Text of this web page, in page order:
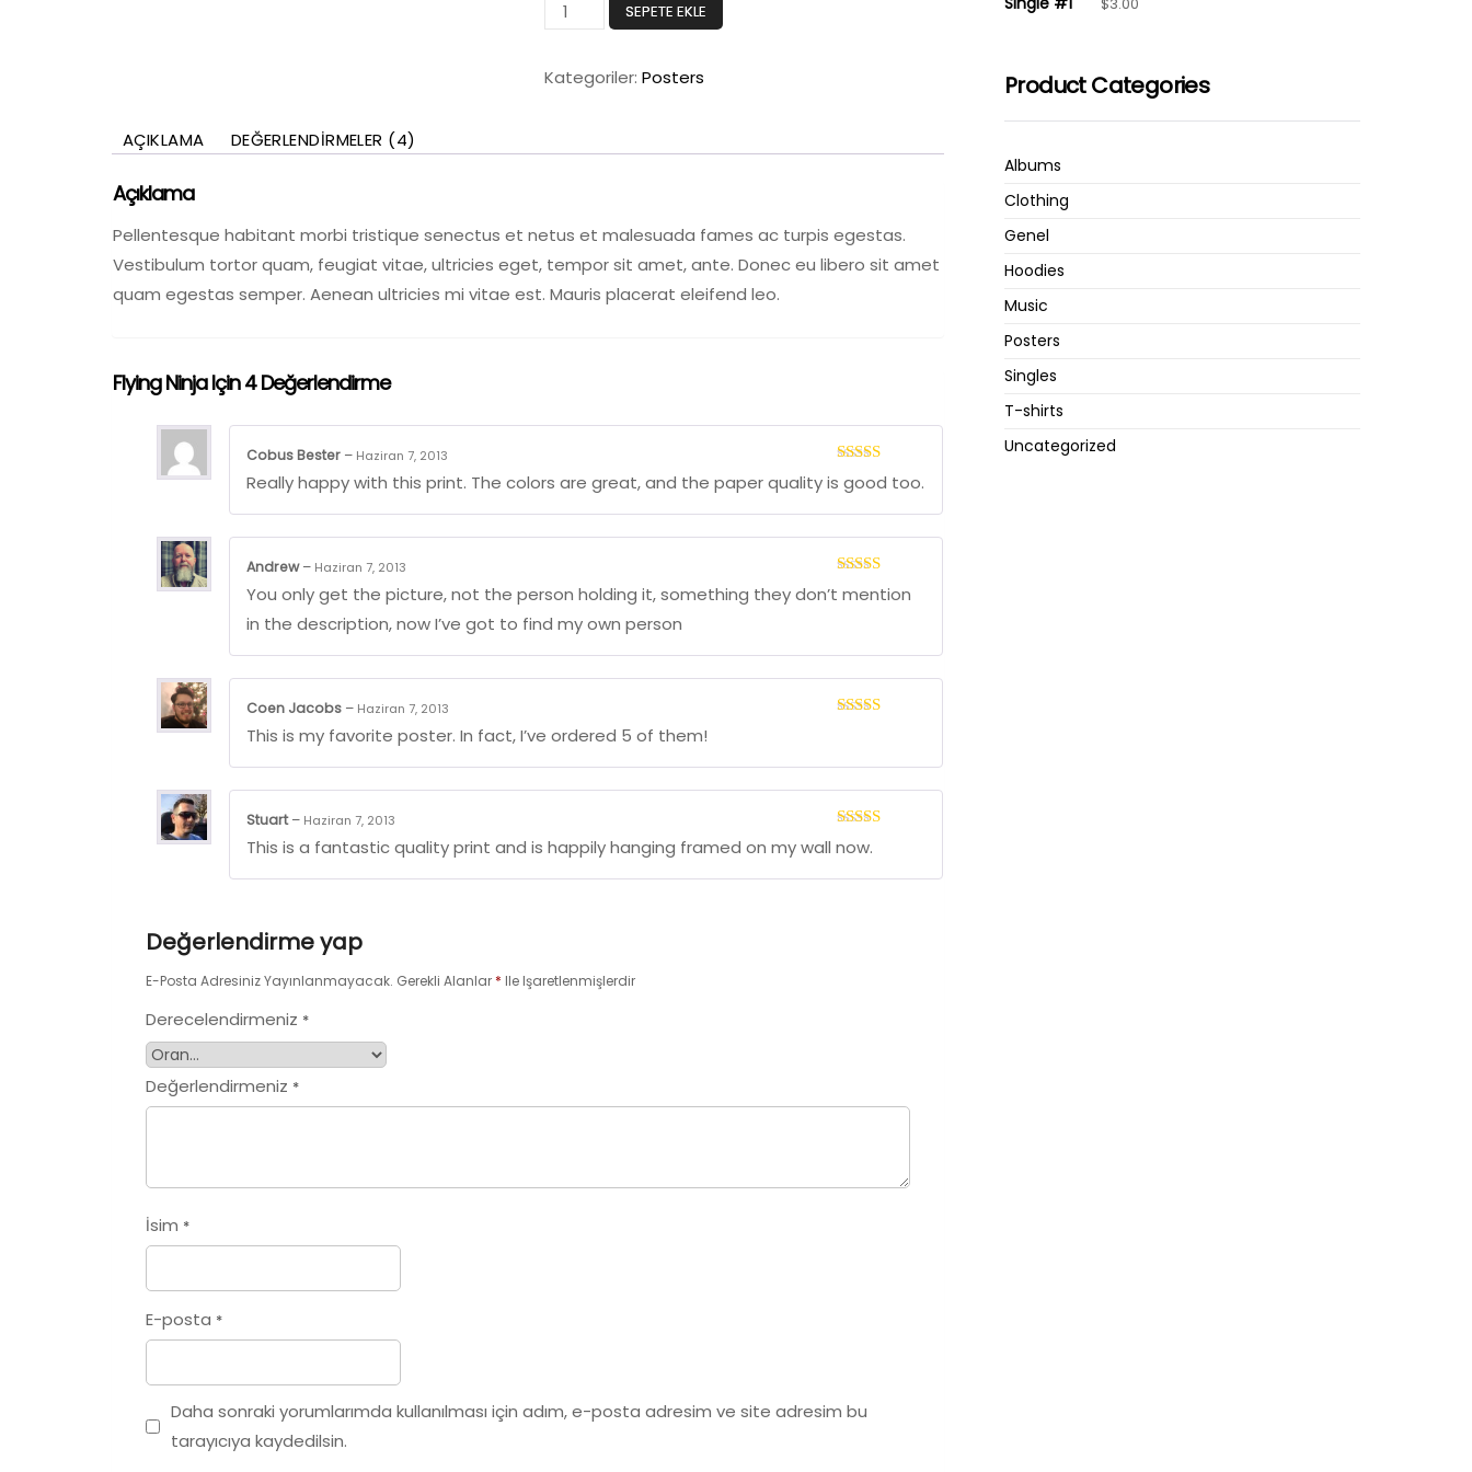
Flying
Ninja
SEPETE EKLE
Kategoriler:Posters
AÇIKLAMA DEĞERLENDIRMELER (4)
Açıklama
Pellentesque habitant morbi tristique senectus et netus et malesuada fames ac turpis egestas.
Vestibulum tortor quam, feugiat vitae, ultricies eget, tempor sit amet, ante. Donec eu libero sit amet
quam egestas semper. Aenean ultricies mi vitae est. Mauris placerat eleifend leo.
Flying NinjaIçin 4 Değerlendirme
üzerinden
Cobus Bester – Haziran 7, 2013
Really happy with this print. The colors are great, and the paper quality is good too.
üzerinden
Andrew– Haziran 7, 2013
You only get the picture, not the person holding it, something they don’t mention
in the description, now I’ve got to find my own person
Coen Jacobs – Haziran 7, 2013
This is my favorite poster. In fact, I’ve ordered 5 of them!
üzerinden
Stuart– Haziran 7, 2013
This is a fantastic quality print and is happily hanging framed on my wall now.
Değerlendirme yap
E-Posta Adresiniz Yayınlanmayacak. Gerekli Alanlar * Ile Işaretlenmişlerdir
Derecelendirmeniz *
Değerlendirmeniz *
İsim *
E-posta *
Daha sonraki yorumlarımda kullanılması için adım, e-posta adresim ve site adresim bu
tarayıcıya kaydedilsin.
Product Categories
Albums
Clothing
Genel
Hoodies
Music
Posters
Singles
T-shirts
Uncategorized